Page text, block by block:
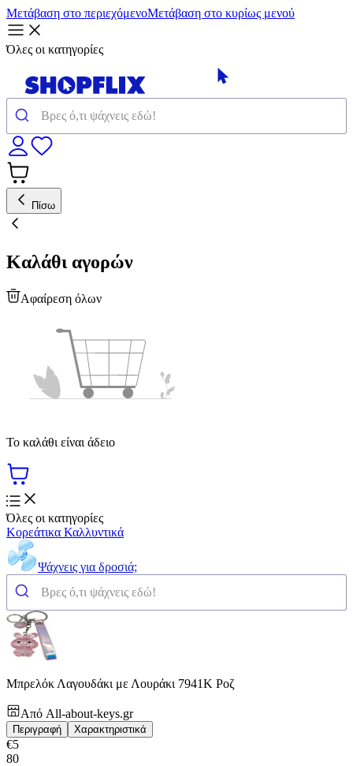
Μετάβαση στο περιεχόμενοΜετάβαση στο κυρίως μενού
Όλες οι κατηγορίες
Πίσω
Καλάθι αγορών
Αφαίρεση όλων
Το καλάθι είναι άδειο
Όλες οι κατηγορίες
Κορεάτικα Καλλυντικά
Ψάχνεις για δροσιά;
Μπρελόκ Λαγουδάκι με Λουράκι 7941K Ροζ
Από All-about-keys.gr
Περιγραφή Χαρακτηριστικά
€5
80